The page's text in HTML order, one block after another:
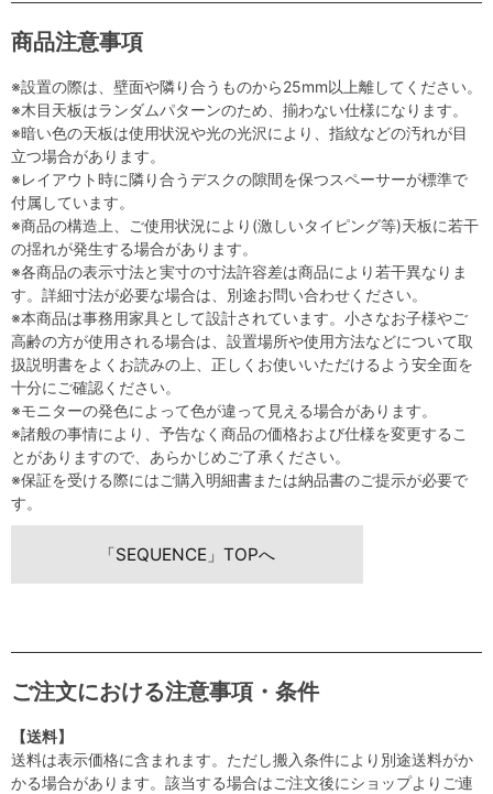
商品注意事項
※設置の際は、壁面や隣り合うものから25mm以上離してください。
※木目天板はランダムパターンのため、揃わない仕様になります。
※暗い色の天板は使用状況や光の光沢により、指紋などの汚れが目
立つ場合があります。
※レイアウト時に隣り合うデスクの隙間を保つスペーサーが標準で
付属しています。
※商品の構造上、ご使用状況により(激しいタイピング等)天板に若干
の揺れが発生する場合があります。
※各商品の表示寸法と実寸の寸法許容差は商品により若干異なりま
す。詳細寸法が必要な場合は、別途お問い合わせください。
※本商品は事務用家具として設計されています。小さなお子様やご
高齢の方が使用される場合は、設置場所や使用方法などについて取
扱説明書をよくお読みの上、正しくお使いいただけるよう安全面を
十分にご確認ください。
※モニターの発色によって色が違って見える場合があります。
※諸般の事情により、予告なく商品の価格および仕様を変更するこ
とがありますので、あらかじめご了承ください。
※保証を受ける際にはご購入明細書または納品書のご提示が必要で
す。
「SEQUENCE」TOPへ
ご注文における注意事項・条件
【送料】
送料は表示価格に含まれます。ただし搬入条件により別途送料がか
かる場合があります。該当する場合はご注文後にショップよりご連